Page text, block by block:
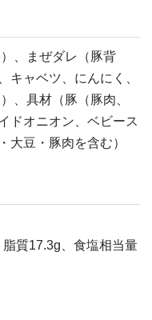
、まぜダレ（豚背
キャベツ、にんにく、
、具材（豚（豚肉、
ドオニオン、ベビース
大豆・豚肉を含む）
質17.3g、食塩相当量